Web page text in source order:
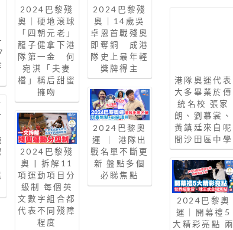
2024巴黎殘
奧｜硬地滾球
「四朝元老」
龍子健拿下港
隊第一金 何
宛淇「夫妻
檔」稱后甜蜜
擁吻
2024巴黎殘
奧 | 拆解11
項運動項目分
級制 每個英
文數字組合都
代表不同殘障
程度
2024巴黎殘
奧｜14歲吳
卓恩首戰殘奧
即奪銅 成港
隊史上最年輕
獎牌得主
2024巴黎奧
運 ｜ 港隊出
戰名單不斷更
新 盤點多個
必睇焦點
港隊奧運代表
大多畢業於傳
統名校 張家
朗、劉慕裳、
黃鎮廷來自呢
間沙田區中學
2024巴黎奧
運｜開幕禮5
大精彩亮點 兩